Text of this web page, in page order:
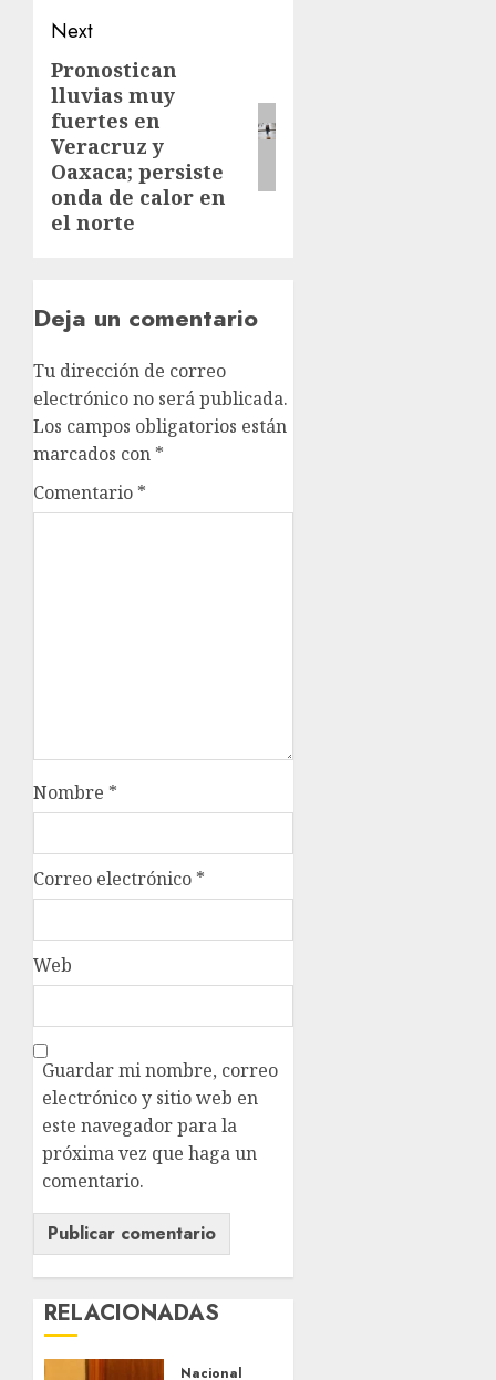
Next
Pronostican
lluvias muy
fuertes en
Veracruz y
Oaxaca; persiste
onda de calor en
el norte
Deja un comentario
Tu dirección de correo
electrónico no será publicada.
Los campos obligatorios están
marcados con *
Comentario *
Nombre *
Correo electrónico *
Web
Guardar mi nombre, correo
electrónico y sitio web en
este navegador para la
próxima vez que haga un
comentario.
RELACIONADAS
Nacional